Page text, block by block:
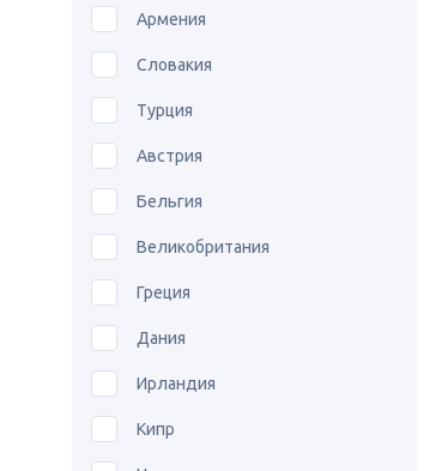
Армения
Словакия
Турция
Австрия
Бельгия
Великобритания
Греция
Дания
Ирландия
Кипр